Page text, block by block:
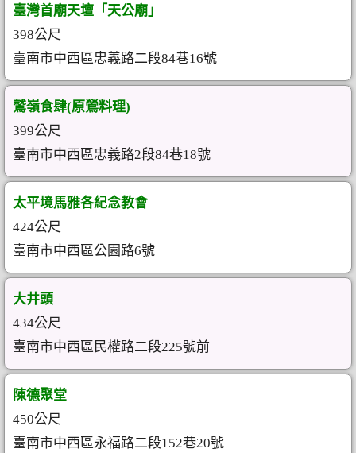
臺灣首廟天壇「天公廟」
398公尺
臺南市中西區忠義路二段84巷16號
鷲嶺食肆(原鶯料理)
399公尺
臺南市中西區忠義路2段84巷18號
太平境馬雅各紀念教會
424公尺
臺南市中西區公園路6號
大井頭
434公尺
臺南市中西區民權路二段225號前
陳德聚堂
450公尺
臺南市中西區永福路二段152巷20號